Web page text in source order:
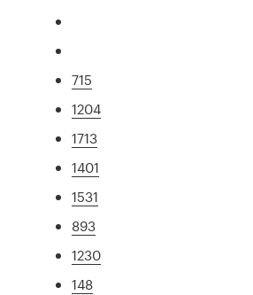
715
1204
1713
1401
1531
893
1230
148